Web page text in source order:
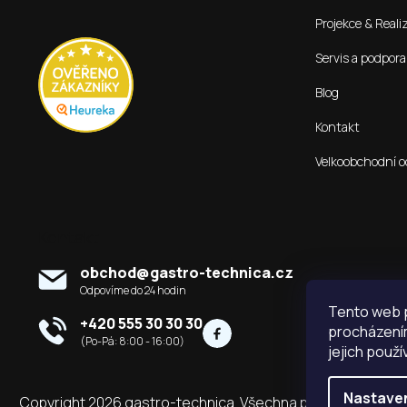
Tento web
jejich
Projekce &
Servis a podpora
Blog
Kontakt
Velkoobchodní
obchod@gastro-technica.cz
+420 555 30 30 30
Copyright 2026 gastro-technica . Všechna práva